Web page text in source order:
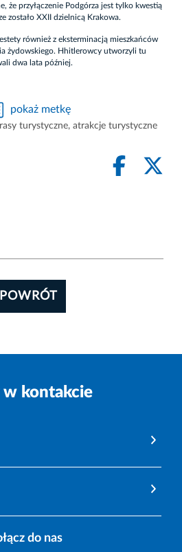
że przyłączenie Podgórza jest tylko kwestią
zostało XXII dzielnicą Krakowa.
również z eksterminacją mieszkańców
żydowskiego. Hhitlerowcy utworzyli tu
dwa lata później.
pokaż metkę
turystyczne, atrakcje turystyczne
POWRÓT
w kontakcie
do nas